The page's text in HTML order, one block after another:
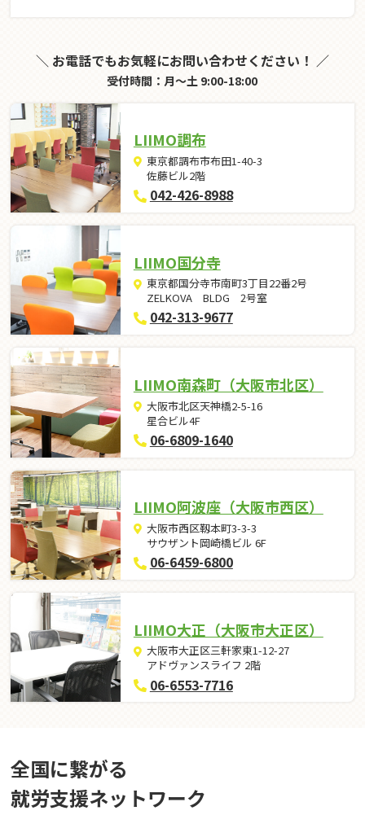
＼ お電話でもお気軽にお問い合わせください！ ／
受付時間：月～土 9:00-18:00
LIIMO調布
東京都調布市布田1-40-3
佐藤ビル2階
042-426-8988
LIIMO国分寺
東京都国分寺市南町3丁目22番2号
ZELKOVA BLDG 2号室
042-313-9677
LIIMO南森町（大阪市北区）
大阪市北区天神橋2-5-16
星合ビル4F
06-6809-1640
LIIMO阿波座（大阪市西区）
大阪市西区靱本町3-3-3
サウザント岡崎橋ビル 6F
06-6459-6800
LIIMO大正（大阪市大正区）
大阪市大正区三軒家東1-12-27
アドヴァンスライフ 2階
06-6553-7716
全国に繋がる
就労⽀援ネットワーク